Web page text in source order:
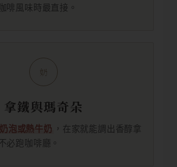
啡風味時最直接。
奶
拿鐵與瑪奇朵
泡或熱牛奶 ，在家就能調出香醇拿
必跑咖啡廳。